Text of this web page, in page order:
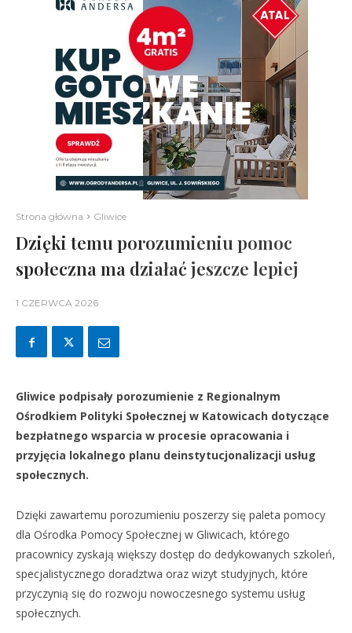
Strona główna Gliwice
Dzięki temu porozumieniu pomoc
społeczna ma działać jeszcze lepiej
1 CZERWCA 2026
Gliwice podpisały porozumienie z Regionalnym
Ośrodkiem Polityki Społecznej w Katowicach dotyczące
bezpłatnego wsparcia w procesie opracowania i
przyjęcia lokalnego planu deinstytucjonalizacji usług
społecznych.
Dzięki zawartemu porozumieniu poszerzy się paleta pomocy
dla Ośrodka Pomocy Społecznej w Gliwicach, którego
pracownicy zyskają większy dostęp do dedykowanych szkoleń,
specjalistycznego doradztwa oraz wizyt studyjnych, które
przyczynią się do rozwoju nowoczesnego systemu usług
społecznych.